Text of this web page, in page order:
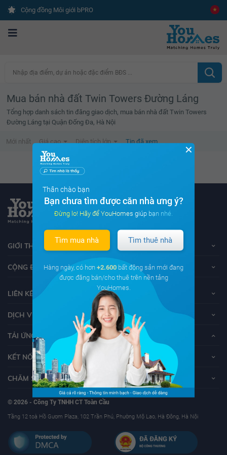
Cộng đồng Môi giới bPRO
Nhập địa điểm, dự án hoặc đặc điểm BĐS ...
Mua bán nhà đất Twin Towers Đường Láng
Tổng hợp danh sách tin đăng giao dịch, mua bán nhà đất Twin Towers
Đường Láng tại Quận Đống Đa, Hà Nội
Mới nhất Giá cao Diện tích lớn Tin đã xem
Danh sách tin đã xem trống
GIỚI THIỆU VỀ YOUHOMES
CỘNG ĐỒNG YOUHOMERS
LIÊN KẾT
DỊCH VỤ KHÁCH HÀNG
TẢI ỨNG DỤNG YOUHOMES
KẾT NỐI VỚI YOUHOMES
CHĂM SÓC KHÁCH HÀNG
© 2026 - Công Ty TNHH CT Toàn Cầu
Tầng 12 toà Hồ Gươm Plaza, 102 Trần Phú, Phường Mộ Lao, Hà Đông, Hà Nội
✕
Thân chào bạn
Bạn chưa tìm được căn nhà ưng ý?
Đừng lo! Hãy để YouHomes giúp bạn nhé.
Tìm mua nhà Tìm thuê nhà
Hàng ngày, có hơn +2.600 bất động sản mới đang
được đăng bán/cho thuê trên nền tảng
YouHomes.